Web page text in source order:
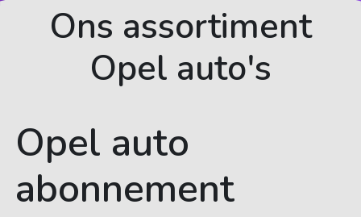
Ons assortiment
Opel auto's
Opel auto
abonnement